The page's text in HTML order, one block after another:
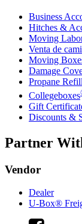
Business
Hitches &
Moving
Venta de
Moving
Damage
Propane
Collegeboxes
Gift
Discounts &
Partner
Vendor
Dealer
U-Box®